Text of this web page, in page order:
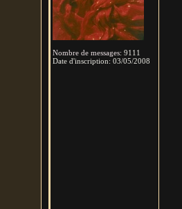
Nombre de messages: 9111
Date d'inscription: 03/05/2008